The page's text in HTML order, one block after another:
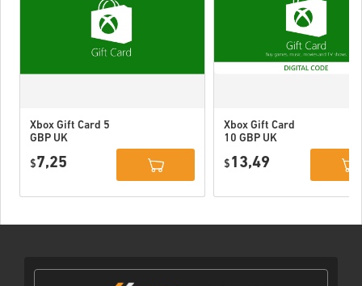
Xbox Gift Card 5
GBP UK
$7,25
Xbox Gift Card
10 GBP UK
$ 13,49